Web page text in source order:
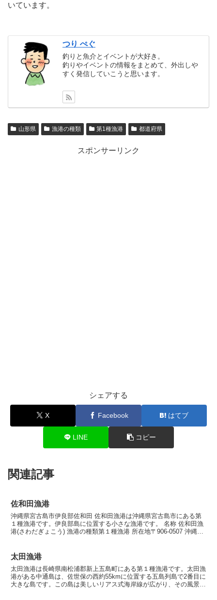
いています。
つり ぺぐ
釣りと魚介とイベントが大好き。
釣りやイベントの情報をまとめて、外出しや
すく発信していこうと思います。
山形県 漁港の種類 第1種漁港 都道府県
スポンサーリンク
シェアする
X Facebook はてブ
LINE コピー
関連記事
佐和田漁港
沖縄県宮古島市伊良部佐和田 佐和田漁港は沖縄県宮古島市にある第
１種漁港です。伊良部島に位置する小さな漁港です。 名称 佐和田漁
港(さわだぎょこう) 漁港の種類第１種漁港 所在地〒906-0507 沖縄県
太田漁港
太田漁港は長崎県南松浦郡新上五島町にある第１種漁港です。太田漁
港がある中通島は、佐世保の西約55kmに位置する五島列島で2番目に
大きな島です。この島は美しいリアス式海岸線が広がり、その風景は